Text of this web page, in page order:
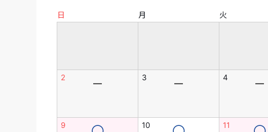
日 月 火
2
―
3
―
4
―
9 10 11